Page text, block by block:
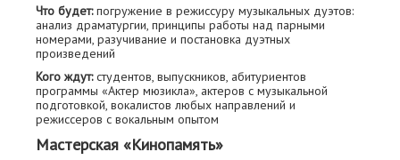
Что будет:погружение в режиссуру музыкальных дуэтов:
анализ драматургии, принципы работы над парными
номерами, разучивание и постановка дуэтных
произведений
Кого ждут:студентов, выпускников, абитуриентов
программы «Актер мюзикла», актеров с музыкальной
подготовкой, вокалистов любых направлений и
режиссеров с вокальным опытом
Мастерская «Кинопамять»